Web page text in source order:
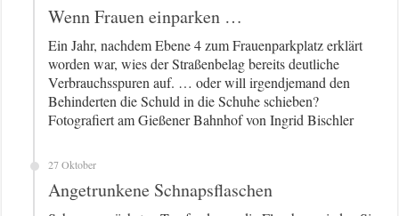
Wenn Frauen einparken …
Ein Jahr, nachdem Ebene 4 zum Frauenparkplatz erklärt
worden war, wies der Straßenbelag bereits deutliche
Verbrauchsspuren auf. … oder will irgendjemand den
Behinderten die Schuld in die Schuhe schieben?
Fotografiert am Gießener Bahnhof von Ingrid Bischler
27 Oktober
Angetrunkene Schnapsflaschen